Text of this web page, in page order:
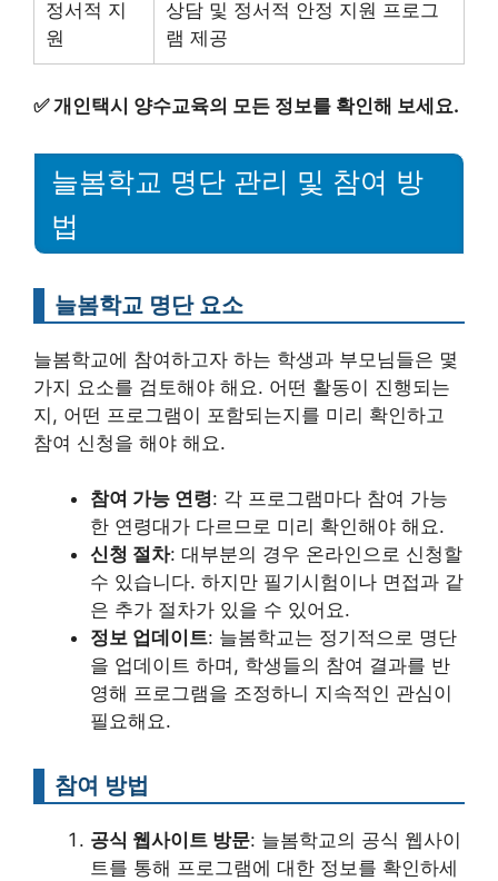
정서적 지
원
상담 및 정서적 안정 지원 프로그
램 제공
✅개인택시 양수교육의 모든 정보를 확인해 보세요.
늘봄학교 명단 관리 및 참여 방
법
늘봄학교 명단 요소
늘봄학교에 참여하고자 하는 학생과 부모님들은 몇
가지 요소를 검토해야 해요. 어떤 활동이 진행되는
지, 어떤 프로그램이 포함되는지를 미리 확인하고
참여 신청을 해야 해요.
참여 가능 연령: 각 프로그램마다 참여 가능
한 연령대가 다르므로 미리 확인해야 해요.
신청 절차: 대부분의 경우 온라인으로 신청할
수 있습니다. 하지만 필기시험이나 면접과 같
은 추가 절차가 있을 수 있어요.
정보 업데이트: 늘봄학교는 정기적으로 명단
을 업데이트 하며, 학생들의 참여 결과를 반
영해 프로그램을 조정하니 지속적인 관심이
필요해요.
참여 방법
공식 웹사이트 방문: 늘봄학교의 공식 웹사이
트를 통해 프로그램에 대한 정보를 확인하세